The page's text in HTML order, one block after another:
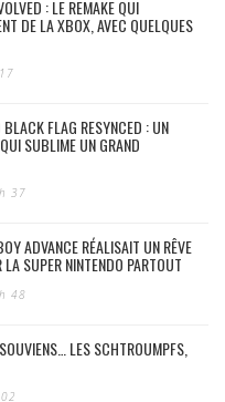
: LE REMAKE QUI
DE LA XBOX, AVEC QUELQUES
FLAG RESYNCED : UN
SUBLIME UN GRAND
37
ADVANCE RÉALISAIT UN RÊVE
SUPER NINTENDO PARTOUT
48
LES SCHTROUMPFS,